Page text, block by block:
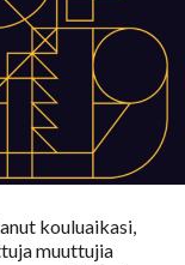
kouluaikasi,
muuttujia